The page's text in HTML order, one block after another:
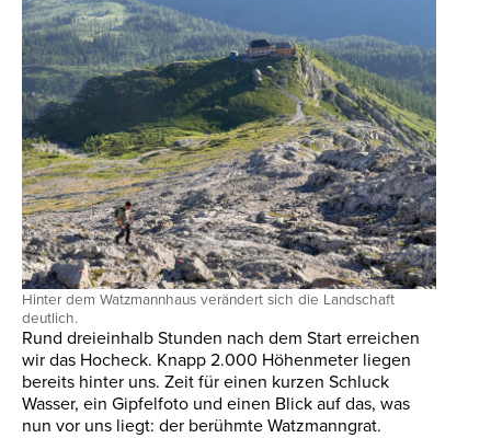
Hinter dem Watzmannhaus verändert sich die Landschaft
deutlich.
Rund dreieinhalb Stunden nach dem Start erreichen
wir das Hocheck. Knapp 2.000 Höhenmeter liegen
bereits hinter uns. Zeit für einen kurzen Schluck
Wasser, ein Gipfelfoto und einen Blick auf das, was
nun vor uns liegt: der berühmte Watzmanngrat.